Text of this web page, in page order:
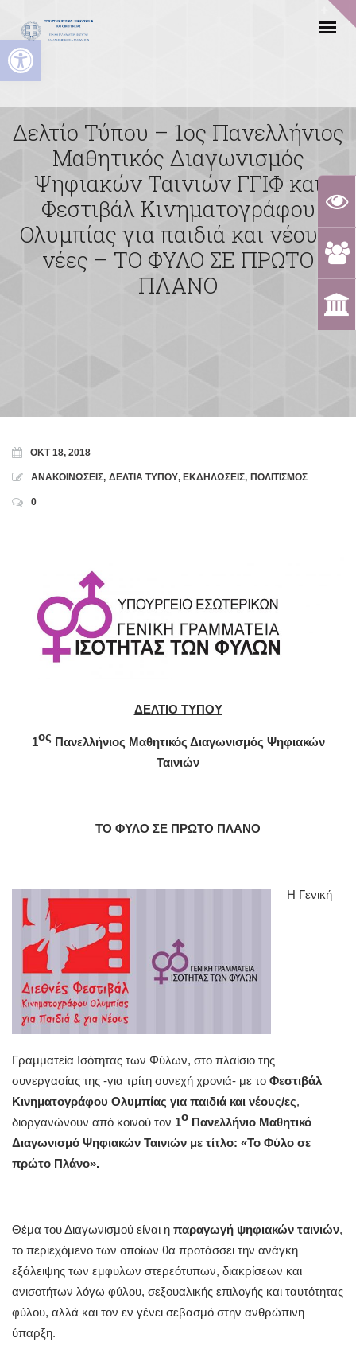
Ανοίξτε τη γραμμή εργαλείων
Δελτίο Τύπου – 1ος Πανελλήνιος
Μαθητικός Διαγωνισμός
Ψηφιακών Ταινιών ΓΓΙΦ και
Φεστιβάλ Κινηματογράφου
Ολυμπίας για παιδιά και νέους-
νέες – ΤΟ ΦΥΛΟ ΣΕ ΠΡΩΤΟ
ΠΛΑΝΟ
ΟΚΤ 18, 2018
ΑΝΑΚΟΙΝΩΣΕΙΣ, ΔΕΛΤΙΑ ΤΥΠΟΥ, ΕΚΔΗΛΩΣΕΙΣ, ΠΟΛΙΤΙΣΜΟΣ
0
ΔΕΛΤΙΟ ΤΥΠΟΥ
1οςΠανελλήνιος Μαθητικός Διαγωνισμός Ψηφιακών
Ταινιών
ΤΟ ΦΥΛΟ ΣΕ ΠΡΩΤΟ ΠΛΑΝΟ
Η Γενική
Γραμματεία Ισότητας των Φύλων, στο πλαίσιο της
συνεργασίας της -για τρίτη συνεχή χρονιά- με το Φεστιβάλ
Κινηματογράφου Ολυμπίας για παιδιά και νέους/ες,
διοργανώνουν από κοινού τον 1ο Πανελλήνιο Μαθητικό
Διαγωνισμό Ψηφιακών Ταινιών με τίτλο: «Το Φύλο σε
πρώτο Πλάνο».
Θέμα του Διαγωνισμού είναι η παραγωγή ψηφιακών ταινιών,
το περιεχόμενο των οποίων θα προτάσσει την ανάγκη
εξάλειψης των εμφυλων στερεότυπων, διακρίσεων και
ανισοτήτων λόγω φύλου, σεξουαλικής επιλογής και ταυτότητας
φύλου, αλλά και τον εν γένει σεβασμό στην ανθρώπινη
ύπαρξη.